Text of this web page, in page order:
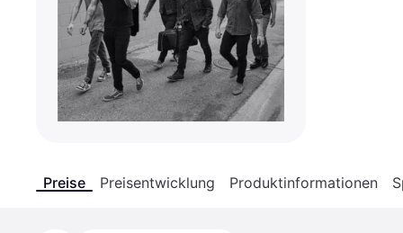
Preise Preisentwicklung Produktinformationen